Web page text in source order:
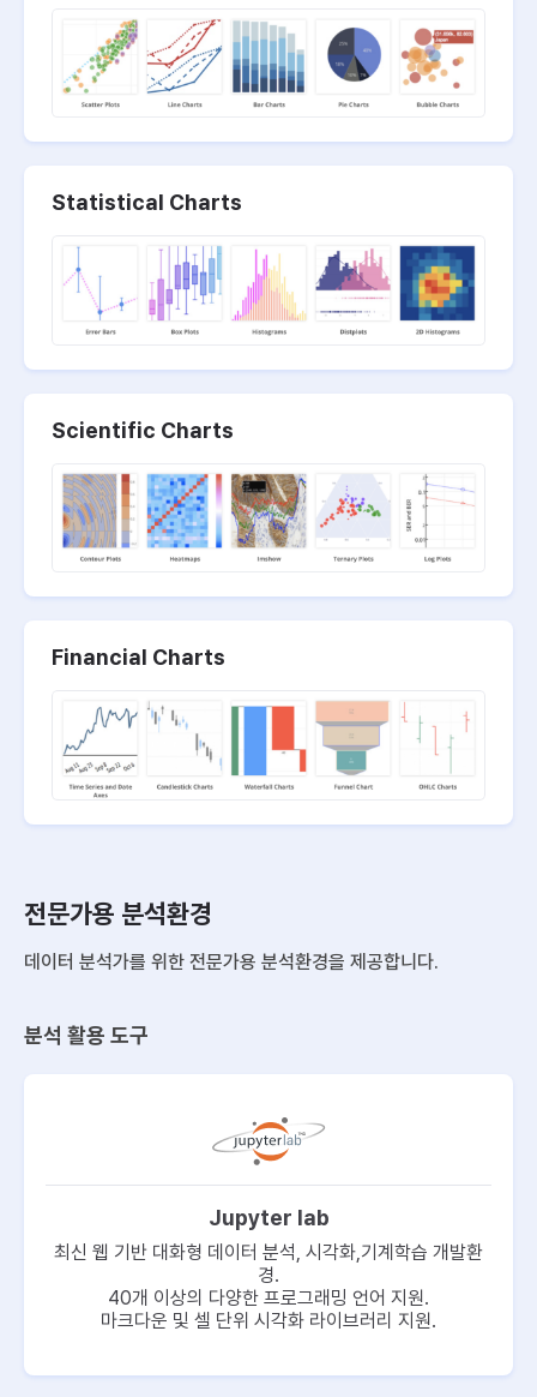
Statistical Charts
Scientific Charts
Financial Charts
전문가용 분석환경
데이터 분석가를 위한 전문가용 분석환경을 제공합니다.
분석 활용 도구
Jupyter lab
최신 웹 기반 대화형 데이터 분석, 시각화, 기계학습 개발환
경.
40개 이상의 다양한 프로그래밍 언어 지원.
마크다운 및 셀 단위 시각화 라이브러리 지원.